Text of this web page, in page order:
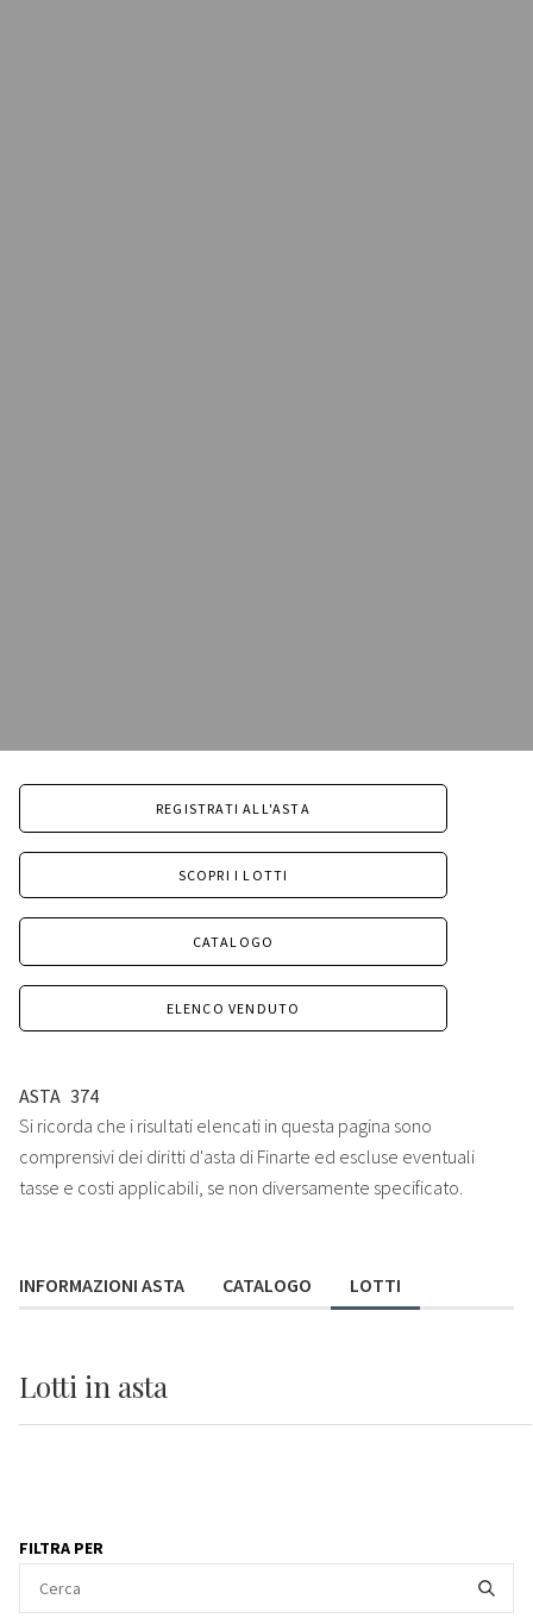
REGISTRATI ALL'ASTA
SCOPRI I LOTTI
CATALOGO
ELENCO VENDUTO
ASTA 374
Si ricorda che i risultati elencati in questa pagina sono
comprensivi dei diritti d'asta di Finarte ed escluse eventuali
tasse e costi applicabili, se non diversamente specificato.
INFORMAZIONI ASTA CATALOGO LOTTI
Lotti in asta
FILTRA PER